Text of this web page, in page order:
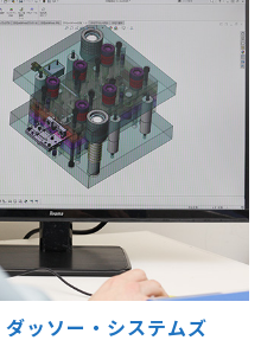
ダッソー・システムズ